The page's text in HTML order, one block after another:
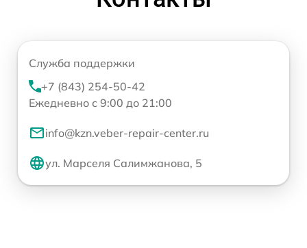
Служба поддержки
+7 (843) 254-50-42
Ежедневно с 9:00 до 21:00
info@kzn.veber-repair-center.ru
ул. Марселя Салимжанова, 5